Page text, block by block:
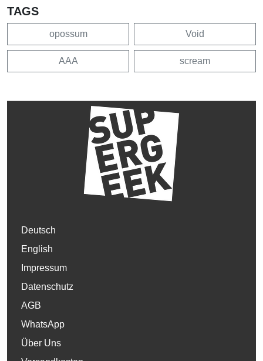
TAGS
opossum Void
AAA scream
Deutsch
English
Impressum
Datenschutz
AGB
WhatsApp
Über Uns